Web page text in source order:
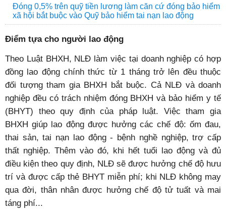
Đóng 0,5% trên quỹ tiền lương làm căn cứ đóng bảo hiểm
xã hội bắt buộc vào Quỹ bảo hiểm tai nạn lao động
Điểm tựa cho người lao động
Theo Luật BHXH, NLĐ làm việc tại doanh nghiệp có hợp
đồng lao động chính thức từ 1 tháng trở lên đều thuộc
đối tượng tham gia BHXH bắt buộc. Cả NLĐ và doanh
nghiệp đều có trách nhiệm đóng BHXH và bảo hiểm y tế
(BHYT) theo quy định của pháp luật. Việc tham gia
BHXH giúp lao động được hưởng các chế độ: ốm đau,
thai sản, tai nạn lao động - bệnh nghề nghiệp, trợ cấp
thất nghiệp. Thêm vào đó, khi hết tuổi lao động và đủ
điều kiện theo quy định, NLĐ sẽ được hưởng chế độ hưu
trí và được cấp thẻ BHYT miễn phí; khi NLĐ không may
qua đời, thân nhân được hưởng chế độ tử tuất và mai
táng phí...